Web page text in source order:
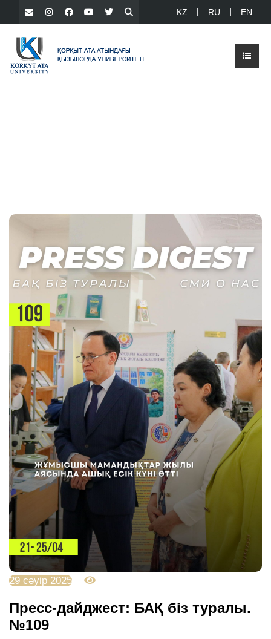
KZ RU EN
29 сәуір 2025
Пресс-дайджест: БАҚ біз туралы.
№109